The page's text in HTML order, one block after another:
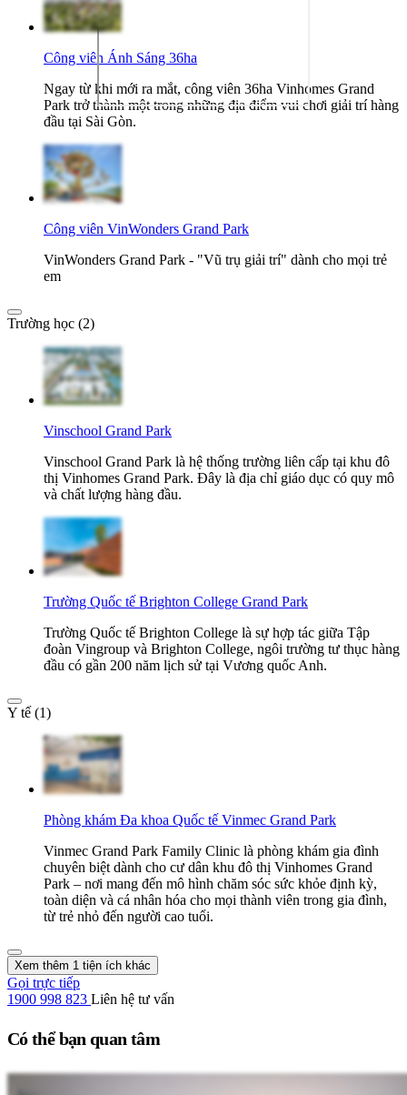
Công viên Ánh Sáng 36ha
Ngay từ khi mới ra mắt, công viên 36ha Vinhomes Grand
Park trở thành một trong những địa điểm vui chơi giải trí hàng
đầu tại Sài Gòn.
Công viên VinWonders Grand Park
VinWonders Grand Park - "Vũ trụ giải trí" dành cho mọi trẻ
em
Trường học (2)
Vinschool Grand Park
Vinschool Grand Park là hệ thống trường liên cấp tại khu đô
thị Vinhomes Grand Park. Đây là địa chỉ giáo dục có quy mô
và chất lượng hàng đầu.
Trường Quốc tế Brighton College Grand Park
Trường Quốc tế Brighton College là sự hợp tác giữa Tập
đoàn Vingroup và Brighton College, ngôi trường tư thục hàng
đầu có gần 200 năm lịch sử tại Vương quốc Anh.
Y tế (1)
Phòng khám Đa khoa Quốc tế Vinmec Grand Park
Vinmec Grand Park Family Clinic là phòng khám gia đình
chuyên biệt dành cho cư dân khu đô thị Vinhomes Grand
Park – nơi mang đến mô hình chăm sóc sức khỏe định kỳ,
toàn diện và cá nhân hóa cho mọi thành viên trong gia đình,
từ trẻ nhỏ đến người cao tuổi.
Xem thêm 1 tiện ích khác
Gọi trực tiếp
1900 998 823 Liên hệ tư vấn
Có thể bạn quan tâm